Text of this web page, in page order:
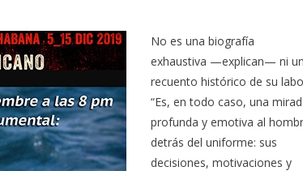
No es una biografía
exhaustiva —explican— ni
recuento histórico de su
“Es, en todo caso, una
profunda y emotiva al
detrás del uniforme: sus
decisiones, motivaciones y